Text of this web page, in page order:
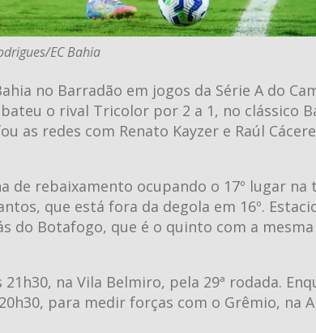
EC Bahia
no Barradão em jogos da Série A do
o rival Tricolor por 2 a 1, no clássico
as redes com Renato Kayzer e Raúl
de rebaixamento ocupando o 17º lugar na
que está fora da degola em 16º.
do Botafogo, que é o quinto com a mesma
na Vila Belmiro, pela 29ª rodada.
para medir forças com o Grêmio, na